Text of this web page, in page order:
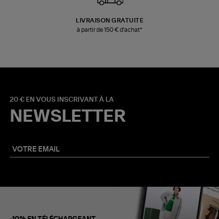
LIVRAISON GRATUITE
à partir de 150 € d'achat*
20 € EN VOUS INSCRIVANT À LA
NEWSLETTER